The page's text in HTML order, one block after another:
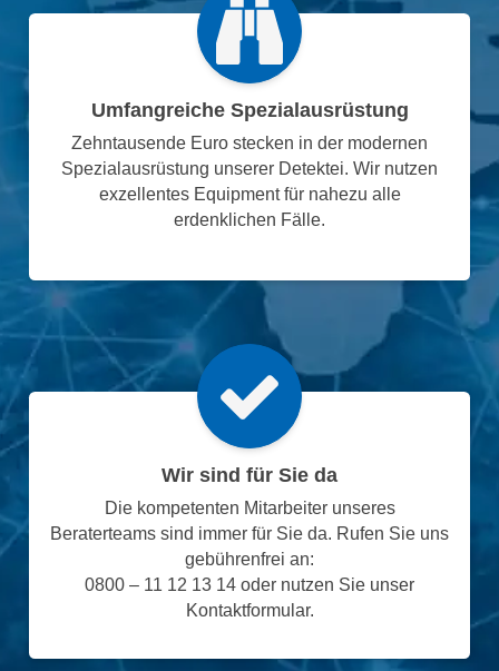
Umfangreiche Spezialausrüstung
Zehntausende Euro stecken in der modernen
Spezialausrüstung unserer Detektei. Wir nutzen
exzellentes Equipment für nahezu alle
erdenklichen Fälle.
Wir sind für Sie da
Die kompetenten Mitarbeiter unseres
Beraterteams sind immer für Sie da. Rufen Sie uns
gebührenfrei an:
0800 – 11 12 13 14 oder nutzen Sie unser
Kontaktformular.